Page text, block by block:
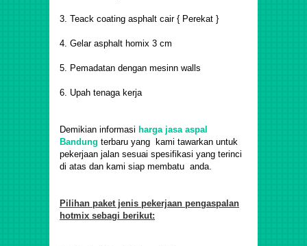
3. Teack coating asphalt cair { Perekat }
4. Gelar asphalt homix 3 cm
5. Pemadatan dengan mesinn walls
6. Upah tenaga kerja
Demikian informasi harga jasa aspal
Bandung terbaru yang kami tawarkan untuk
pekerjaan jalan sesuai spesifikasi yang terinci
di atas dan kami siap membatu anda.
Pilihan paket jenis pekerjaan pengaspalan
hotmix sebagi berikut: